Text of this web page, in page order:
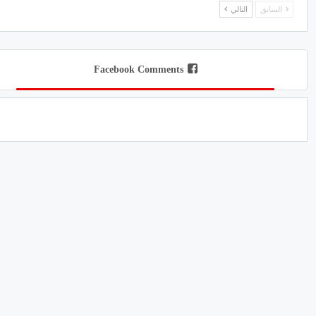
السابق التالي
Facebook Comments